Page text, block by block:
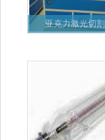
亚克力激光切